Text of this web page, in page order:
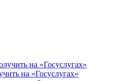
на «Госуслугах»